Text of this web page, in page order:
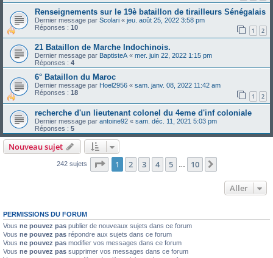
Renseignements sur le 19è bataillon de tirailleurs Sénégalais
Dernier message par Scolari « jeu. août 25, 2022 3:58 pm
Réponses : 10 1 2
21 Bataillon de Marche Indochinois.
Dernier message par BaptisteA« mer. juin 22, 2022 1:15 pm
Réponses : 4
6° Bataillon du Maroc
Dernier message par Hoel2956 « sam. janv. 08, 2022 11:42 am
Réponses : 18 1 2
recherche d'un lieutenant colonel du 4eme d'inf coloniale
Dernier message par antoine92 « sam. déc. 11, 2021 5:03 pm
Réponses : 5
Nouveau sujet
242 sujets Page 1sur10
1 2 3 4 5 10
Aller
PERMISSIONS DU FORUM
Vous ne pouvez pas publier de nouveaux sujets dans ce forum
Vous ne pouvez pas répondre aux sujets dans ce forum
Vous ne pouvez pas modifier vos messages dans ce forum
Vous ne pouvez pas supprimer vos messages dans ce forum